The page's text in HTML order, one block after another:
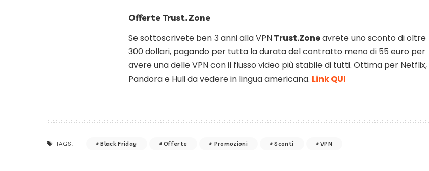
Offerte Trust.Zone
Se sottoscrivete ben 3 anni alla VPNTrust.Zoneavrete uno sconto di oltre
300 dollari, pagando per tutta la durata del contratto meno di 55 euro per
avere una delle VPN con il flusso video più stabile di tutti. Ottima per Netflix,
Pandora e Huli da vedere in lingua americana. Link QUI
TAGS: Black Friday Offerte Promozioni Sconti VPN